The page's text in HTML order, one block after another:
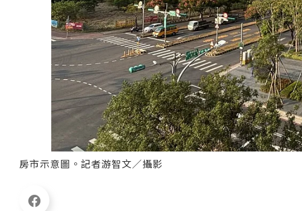
房市示意圖。記者游智文／攝影